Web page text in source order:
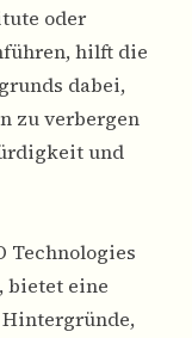
oder
hilft die
dabei,
zu verbergen
und
Technologies
bietet eine
Hintergründe,